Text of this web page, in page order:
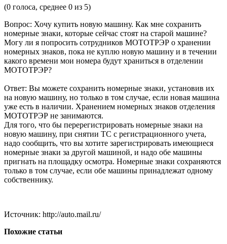
(0 голоса, среднее 0 из 5)
Вопрос: Хочу купить новую машину. Как мне сохранить
номерные знаки, которые сейчас стоят на старой машине?
Могу ли я попросить сотрудников МОТОТРЭР о хранении
номерных знаков, пока не куплю новую машину и в течении
какого времени мои номера будут храниться в отделении
МОТОТРЭР?
Ответ: Вы можете сохранить номерные знаки, установив их
на новую машину, но только в том случае, если новая машина
уже есть в наличии. Хранением номерных знаков отделения
МОТОТРЭР не занимаются.
Для того, что бы перерегистрировать номерные знаки на
новую машину, при снятии ТС с регистрационного учета,
надо сообщить, что вы хотите зарегистрировать имеющиеся
номерные знаки за другой машиной, и надо обе машины
пригнать на площадку осмотра. Номерные знаки сохраняются
только в том случае, если обе машины принадлежат одному
собственнику.
Источник: http://auto.mail.ru/
Похожие статьи